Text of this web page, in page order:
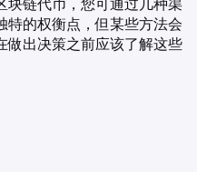
块链代币，您可通过几种渠
特的权衡点，但某些方法会
做出决策之前应该了解这些